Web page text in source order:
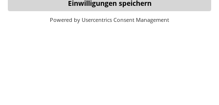
Barrierefreiheit